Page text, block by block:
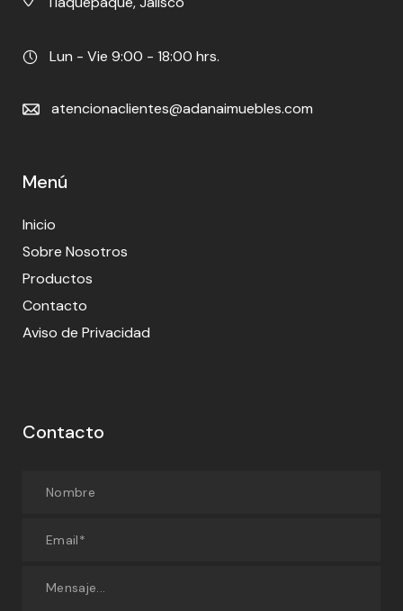
Lun - Vie 9:00 - 18:00 hrs.
atencionaclientes@adanaimuebles.com
Menú
Inicio
Sobre Nosotros
Productos
Contacto
Aviso de Privacidad
Contacto